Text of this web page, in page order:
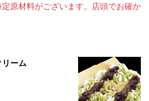
原材料がございます。店頭でお確か
ーム